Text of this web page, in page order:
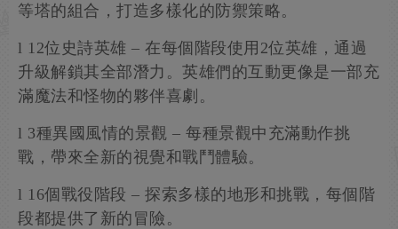
等塔的組合，打造多樣化的防禦策略。
l 12位史詩英雄 – 在每個階段使用2位英雄，通過
升級解鎖其全部潛力。英雄們的互動更像是一部充
滿魔法和怪物的夥伴喜劇。
l 3種異國風情的景觀 – 每種景觀中充滿動作挑
戰，帶來全新的視覺和戰鬥體驗。
l 16個戰役階段 – 探索多樣的地形和挑戰，每個階
段都提供了新的冒險。